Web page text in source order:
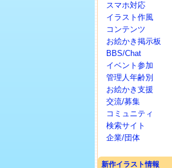
スマホ対応
イラスト作風
コンテンツ
お絵かき掲示板
BBS/Chat
イベント参加
管理人年齢別
お絵かき支援
交流/募集
コミュニティ
検索サイト
企業/団体
新作イラスト情報